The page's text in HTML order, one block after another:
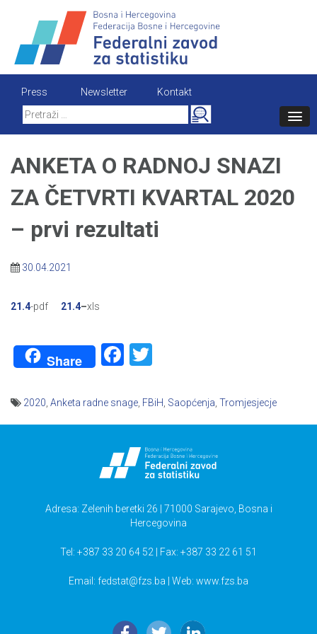
content
Press Newsletter
Kontakt
Search
for:
ANKETA O RADNOJ SNAZI
ZA ČETVRTI KVARTAL 2020
– prvi rezultati
30.04.2021
21.4-pdf 21.4–xls
Share Facebook
2020 Anketa radne snage FBiH Saopćenja Tromjesjecje
Adresa: Zelenih beretki 26 | 71000 Sarajevo, Bosna i
Hercegovina
Tel: +387 33 20 64 52 | Fax: +387 33 22 61 51
Email: fedstat@fzs.ba | Web: www.fzs.ba